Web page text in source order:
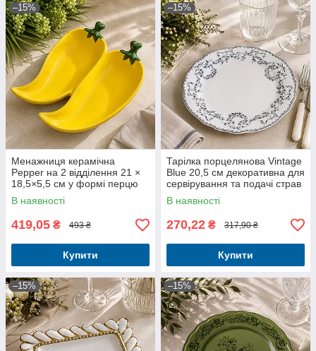
–15%
Менажниця керамічна
Pepper на 2 відділення 21 ×
18,5×5,5 см у формі перцю
В наявності
419,05 ₴ 493 ₴
Купити
–15%
Тарілка порцелянова Vintage
Blue 20,5 см декоративна для
сервірування та подачі страв
В наявності
270,22 ₴ 317,90 ₴
Купити
–15% –15%